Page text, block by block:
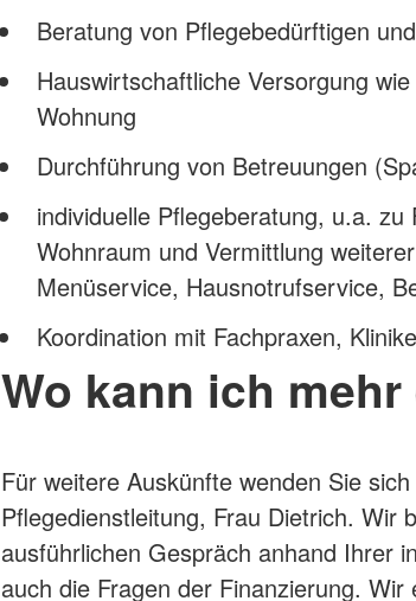
Beratung von Pflegebedürftigen
Hauswirtschaftliche Versorgung
Wohnung
Durchführung von Betreuungen
individuelle Pflegeberatung, u.a. zu
Wohnraum und Vermittlung
Menüservice, Hausnotrufservice,
Koordination mit Fachpraxen,
Wo kann ich
Für weitere Auskünfte wenden Sie
Pflegedienstleitung, Frau Dietrich. Wir
ausführlichen Gespräch anhand Ihrer
auch die Fragen der Finanzierung.